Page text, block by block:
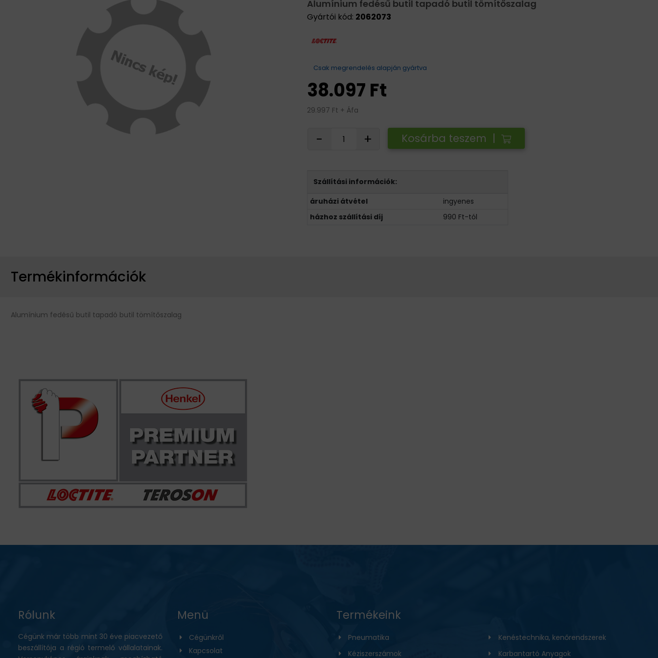
Alumínium fedésű butil tapadó butil tömítőszalag
Gyártói kód: 2062073
Csak megrendelés alapján gyártva
38.097 Ft
29.997 Ft + Áfa
- + Kosárba teszem |
Szállítási információk:
áruházi átvétel
ingyenes
házhoz szállítási díj
990 Ft-tól
Termékinformációk
Alumínium fedésű butil tapadó butil tömítőszalag
Rólunk
Cégünk már több mint 30 éve piacvezető
beszállítója a régió termelő vállalatainak.
Menü
Cégünkről
Kapcsolat
Termékeink
Pneumatika
Kéziszerszámok
Kenéstechnika, kenőrendszerek
Karbantartó Anyagok